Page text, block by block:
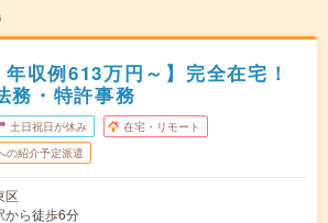
年収例613万円～】完全在宅！
務・特許事務
土日祝日が休み 在宅・リモート
の紹介予定派遣
区
から徒歩6分